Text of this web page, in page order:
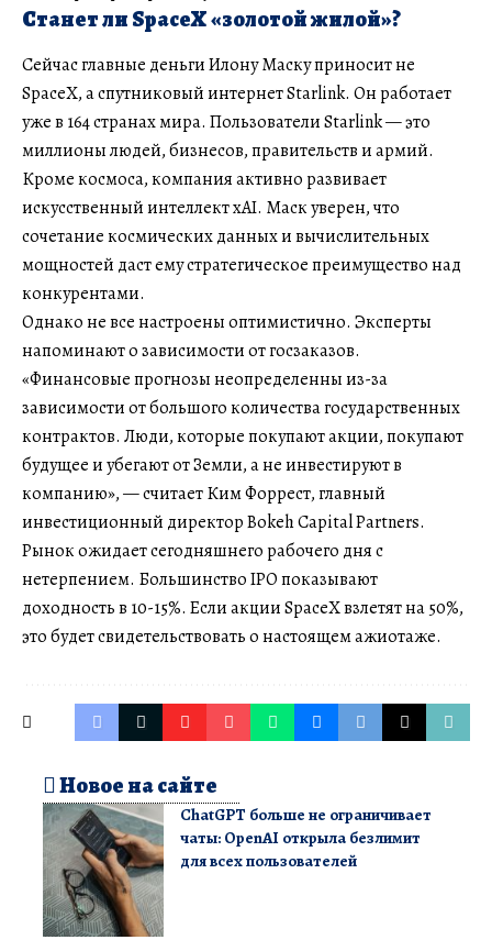
Станет ли SpaceX «золотой жилой»?
Сейчас главные деньги Илону Маску приносит не
SpaceX, а спутниковый интернет Starlink. Он работает
уже в 164 странах мира. Пользователи Starlink — это
миллионы людей, бизнесов, правительств и армий.
Кроме космоса, компания активно развивает
искусственный интеллект xAI. Маск уверен, что
сочетание космических данных и вычислительных
мощностей даст ему стратегическое преимущество над
конкурентами.
Однако не все настроены оптимистично. Эксперты
напоминают о зависимости от госзаказов.
«Финансовые прогнозы неопределенны из-за
зависимости от большого количества государственных
контрактов. Люди, которые покупают акции, покупают
будущее и убегают от Земли, а не инвестируют в
компанию», — считает Ким Форрест, главный
инвестиционный директор Bokeh Capital Partners.
Рынок ожидает сегодняшнего рабочего дня с
нетерпением. Большинство IPO показывают
доходность в 10-15%. Если акции SpaceX взлетят на 50%,
это будет свидетельствовать о настоящем ажиотаже.
Новое на сайте
ChatGPT больше не ограничивает
чаты: OpenAI открыла безлимит
для всех пользователей